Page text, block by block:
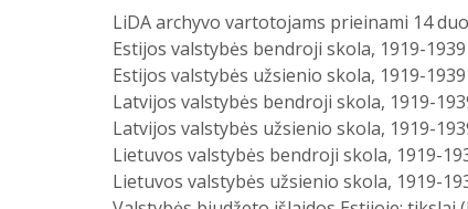
LiDA archyvo vartotojams prieinami 14
Estijos valstybės bendroji skola, 1919-1939
Estijos valstybės užsienio skola, 1919-1939
Latvijos valstybės bendroji skola, 1919-
Latvijos valstybės užsienio skola, 1919-
Lietuvos valstybės bendroji skola, 1919-
Lietuvos valstybės užsienio skola, 1919-